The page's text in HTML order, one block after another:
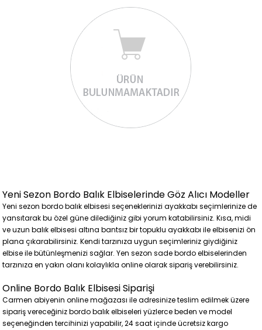
Yeni Sezon Bordo Balık Elbiselerinde Göz Alıcı Modeller
Yeni sezon bordo balık elbisesi seçeneklerinizi ayakkabı seçimlerinize de
yansıtarak bu özel güne dilediğiniz gibi yorum katabilirsiniz. Kısa, midi
ve uzun balık elbisesi altına bantsız bir topuklu ayakkabı ile elbisenizi ön
plana çıkarabilirsiniz. Kendi tarzınıza uygun seçimleriniz giydiğiniz
elbise ile bütünleşmenizi sağlar. Yen sezon sade bordo elbiselerinden
tarzınıza en yakın olanı kolaylıkla online olarak sipariş verebilirsiniz.
Online Bordo Balık Elbisesi Siparişi
Carmen abiyenin online mağazası ile adresinize teslim edilmek üzere
sipariş vereceğiniz bordo balık elbiseleri yüzlerce beden ve model
seçeneğinden tercihinizi yapabilir, 24 saat içinde ücretsiz kargo